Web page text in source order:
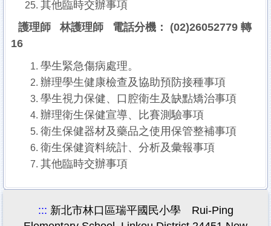
其他臨時交辦事項
護理師 林護理師 電話分機： (02)26052779 轉
16
學生緊急傷病處理。
辦理學生健康檢查及協助預防接種事項
學生視力保健、口腔衛生及缺點矯治事項
辦理衛生保健宣導、比賽測驗事項
衛生保健器材及藥品之使用保管整補事項
衛生保健資料統計、分析及彙報事項
其他臨時交辦事項
::: 新北市林口區瑞平國民小學 Rui-Ping